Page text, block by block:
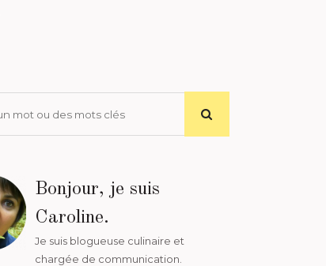
Bonjour, je suis
Caroline.
Je suis blogueuse culinaire et
chargée de communication.